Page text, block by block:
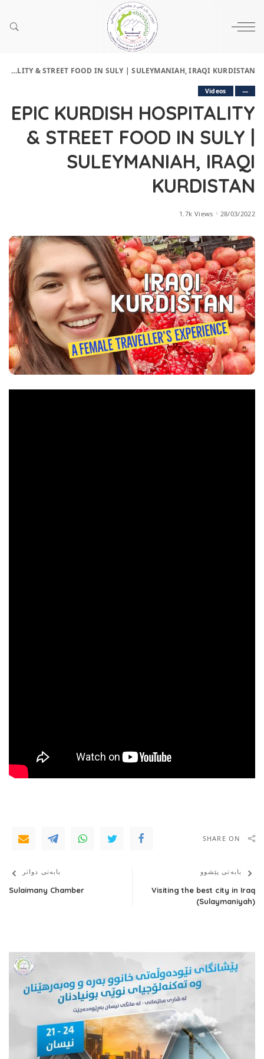
EPIC KURDISH HOSPITALITY & STREET FOOD IN SULY | SULEYMANIAH, IRAQI KURDISTAN
—
Videos
EPIC KURDISH HOSPITALITY
& STREET FOOD IN SULY |
SULEYMANIAH, IRAQI
KURDISTAN
28/03/2022
1.7k Views
SHARE ON
بابەتی پێشوو
Visiting the best city in Iraq
(Sulaymaniyah)
بابەتی دواتر
Sulaimany Chamber